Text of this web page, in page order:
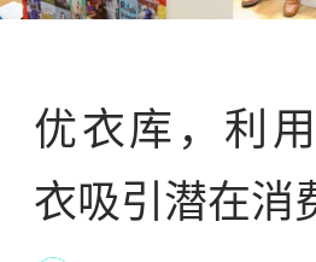
优衣库，利
衣吸引潜在消